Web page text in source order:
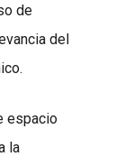
de
del
espacio
la